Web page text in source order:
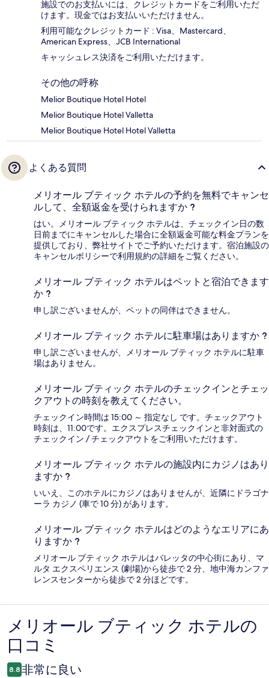
施設でのお支払いには、クレジットカードをご利用いただ
けます。現金ではお支払いいただけません。
利用可能なクレジットカード : Visa、Mastercard、
American Express、JCB International
キャッシュレス決済をご利用いただけます。
その他の呼称
Melior Boutique Hotel Hotel
Melior Boutique Hotel Valletta
Melior Boutique Hotel Hotel Valletta
よくある質問
メリオール ブティック ホテルの予約を無料でキャンセ
ルして、全額返金を受けられますか ?
はい。メリオール ブティック ホテルは、チェックイン日の数
日前までにキャンセルした場合に全額返金可能な料金プランを
提供しており、弊社サイトでご予約いただけます。宿泊施設の
キャンセルポリシーで利用規約の詳細をご覧ください。
メリオール ブティック ホテルはペットと宿泊できます
か ?
申し訳ございませんが、ペットの同伴はできません。
メリオール ブティック ホテルに駐車場はありますか ?
申し訳ございませんが、メリオール ブティック ホテルに駐車
場はありません。
メリオール ブティック ホテルのチェックインとチェッ
クアウトの時刻を教えてください。
チェックイン時間は 15:00 ～ 指定なし です。チェックアウト
時刻は、11:00です。エクスプレスチェックインと非対面式の
チェックイン / チェックアウトをご利用いただけます。
メリオール ブティック ホテルの施設内にカジノはあり
ますか ?
いいえ、このホテルにカジノはありませんが、近隣にドラゴナ
ーラ カジノ (車で 10 分) があります。
メリオール ブティック ホテルはどのようなエリアにあ
りますか ?
メリオール ブティック ホテルはバレッタの中心街にあり、マ
ルタ エクスペリエンス (劇場)から徒歩で 2 分、地中海カンファ
レンスセンターから徒歩で 2 分ほどです。
口
コ
ミ
メリオール ブティック ホテルの
口コミ
8.8 非常に良い